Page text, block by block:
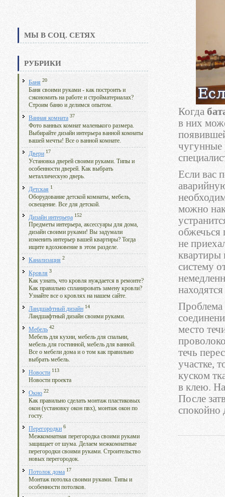
МЫ В СОЦ. СЕТЯХ
РУБРИКИ
Баня 20
Баня своими руками - как построить и
сэкономить на работе и стройматериалах?
Строим баню и делимся опытом.
Ванная комната 37
Фото ванных комнат маленького размера.
Выбирайте дизайн интерьера ванной комнаты
вашей мечты! Все о ванной комнате.
Двери 17
Установка дверей своими руками. Типы и
особенности дверей. Как выбрать
металлическую дверь.
Детская 1
Оборудование детской комнаты, мебель,
освещение. Все для детской.
Дизайн интерьера 152
Предметы интерьера, аксессуары для дома,
дизайн своими руками! Вы задумали
изменить интерьер вашей квартиры? Тогда
ищите вдохновение в этом разделе.
Канализация 2
Кровля 3
Как узнать, что кровля нуждается в ремонте?
Как правильно спланировать замену кровли?
Узнайте все о кровлях на нашем сайте.
Ландшафтный дизайн 14
Ландшафтный дизайн своими руками.
Мебель 42
Мебель для кухни, мебель для спальни,
мебель для гостинной, мебель для ванной.
Все о мебели дома и о том как правильно
выбрать мебель.
Новости 113
Новости проекта
Окно 22
Как правильно сделать монтаж пластиковых
окон (установку окон пвх), монтаж окон по
госту.
Перегородки 6
Межкомнатная перегородка своими руками
защищает от шума. Делаем межкомнатные
перегородки своими руками. Строительство
новых перегородок.
Потолок дома 17
Монтаж потолка своими руками. Типы и
особенности потолков.
Когда
в них
чугунные
Если вас
можно
обжечься
не
квартиры
систему
Проблема
место
течь
участке,
куском
в клею.
После
спокойно